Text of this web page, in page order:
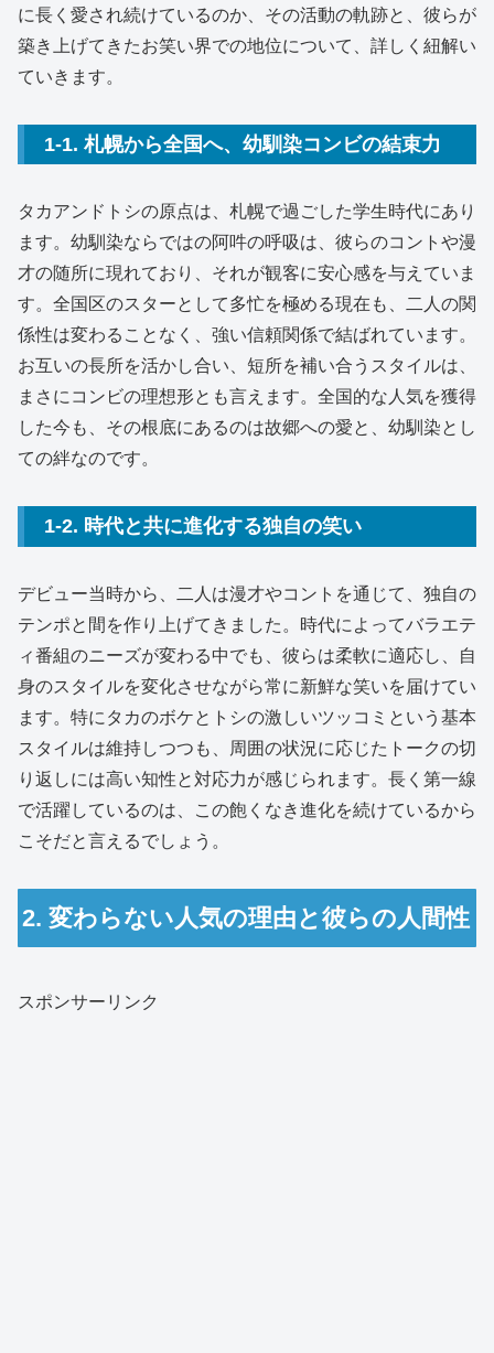
に長く愛され続けているのか、その活動の軌跡と、彼らが
築き上げてきたお笑い界での地位について、詳しく紐解い
ていきます。
1-1. 札幌から全国へ、幼馴染コンビの結束力
タカアンドトシの原点は、札幌で過ごした学生時代にあり
ます。幼馴染ならではの阿吽の呼吸は、彼らのコントや漫
才の随所に現れており、それが観客に安心感を与えていま
す。全国区のスターとして多忙を極める現在も、二人の関
係性は変わることなく、強い信頼関係で結ばれています。
お互いの長所を活かし合い、短所を補い合うスタイルは、
まさにコンビの理想形とも言えます。全国的な人気を獲得
した今も、その根底にあるのは故郷への愛と、幼馴染とし
ての絆なのです。
1-2. 時代と共に進化する独自の笑い
デビュー当時から、二人は漫才やコントを通じて、独自の
テンポと間を作り上げてきました。時代によってバラエテ
ィ番組のニーズが変わる中でも、彼らは柔軟に適応し、自
身のスタイルを変化させながら常に新鮮な笑いを届けてい
ます。特にタカのボケとトシの激しいツッコミという基本
スタイルは維持しつつも、周囲の状況に応じたトークの切
り返しには高い知性と対応力が感じられます。長く第一線
で活躍しているのは、この飽くなき進化を続けているから
こそだと言えるでしょう。
2. 変わらない人気の理由と彼らの人間性
スポンサーリンク